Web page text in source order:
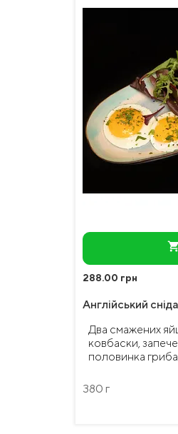
shopping_cart
288.00 грн
Англійський
Два смажених
ковбаски,
половинка гриба
380 г